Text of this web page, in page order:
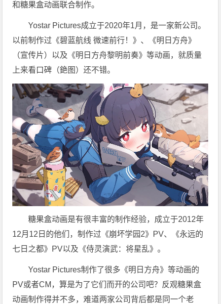
和糖果盒动画联合制作。
Yostar Pictures成立于2020年1月，是一家新公司。
以前制作过《碧蓝航线 微速前行！》、《明日方舟》
（宣传片）以及《明日方舟黎明前奏》等动画，就质量
上来看口碑（銫图）还不错。
糖果盒动画是有很丰富的制作经验，成立于2012年
12月12日的他们，制作过《崩坏学园2》PV、《永远的
七日之都》PV以及《侍灵演武：将星乱》。
Yostar Pictures制作了很多《明日方舟》等动画的
PV或者CM，算是为了它们而开的公司吧？反观糖果盒
动画制作得并不多，难道两家公司背后都是同一个老